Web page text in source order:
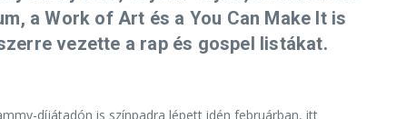
a Work of Art és a You Can Make It is
vezette a rap és gospel listákat.
díjátadón is színpadra lépett idén februárban, itt